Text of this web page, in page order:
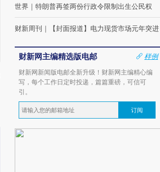
世界 ｜ 特朗普再签两份行政令限制出生公民权
财新周刊 ｜ 【封面报道】电力现货市场元年突进
财新网主编精选版电邮
样例
财新网新闻版电邮全新升级！财新网主编精心编
写，每个工作日定时投递，篇篇重磅，可信可
引。
订阅